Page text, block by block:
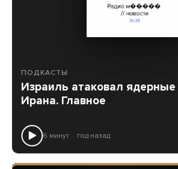
ПОДКАСТЫ
Израиль атаковал
Ирана. Главное
6 минут год назад